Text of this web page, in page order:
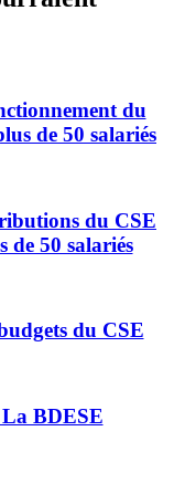
du
de 50 salariés
du CSE
de 50 salariés
du CSE
BDESE